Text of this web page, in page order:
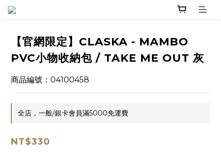
【官網限定】CLASKA - MAMBO
PVC小物收納包 / TAKE ME OUT 灰
商品編號：04100458
全店，一般/銀卡會員滿5000免運費
NT$330